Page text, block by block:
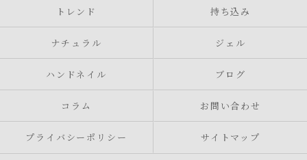
トレンド 持ち込み
ナチュラル ジェル
ハンドネイル ブログ
コラム お問い合わせ
プライバシーポリシー サイトマップ